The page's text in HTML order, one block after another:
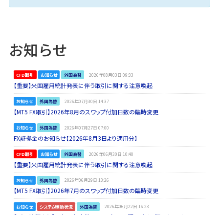
お知らせ
CFD取引 お知らせ 外国為替 2026年08月03日 09:33
【重要】米国雇用統計発表に伴う取引に関する注意喚起
お知らせ 外国為替 2026年07月30日 14:37
【MT5 FX取引】2026年8月のスワップ付加日数の臨時変更
お知らせ 外国為替 2026年07月27日 07:00
FX証拠金のお知らせ【2026年8月3日より適用分】
CFD取引 お知らせ 外国為替 2026年06月30日 10:40
【重要】米国雇用統計発表に伴う取引に関する注意喚起
お知らせ 外国為替 2026年06月29日 13:26
【MT5 FX取引】2026年7月のスワップ付加日数の臨時変更
お知らせ システム稼動状況 外国為替 2026年06月22日 16:23